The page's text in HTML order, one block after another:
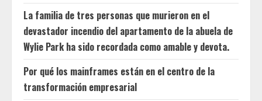
La familia de tres personas que murieron en el
devastador incendio del apartamento de la abuela de
Wylie Park ha sido recordada como amable y devota.
Por qué los mainframes están en el centro de la
transformación empresarial